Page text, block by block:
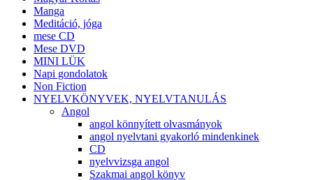
Manga
Meditáció, jóga
mese CD
Mese DVD
MINI LÜK
Napi gondolatok
Non Fiction
NYELVKÖNYVEK, NYELVTANULÁS
Angol
angol könnyített olvasmányok
angol nyelvtani gyakorló mindenkinek
CD
nyelvvizsga angol
Szakmai angol könyv